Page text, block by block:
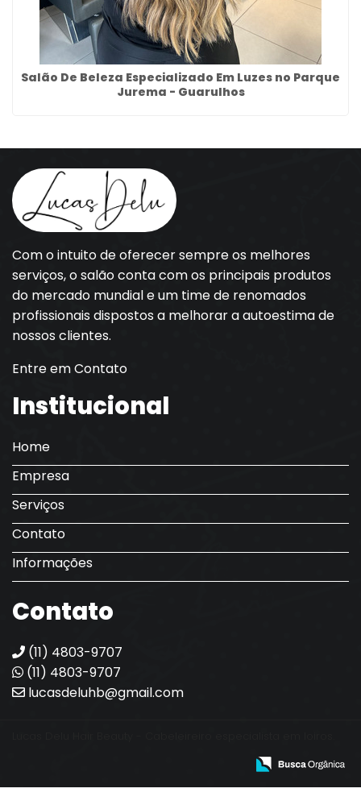
Salão De Beleza Especializado Em Luzes no Parque
Jurema - Guarulhos
Com o intuito de oferecer sempre os melhores
serviços, o salão conta com os principais produtos
do mercado mundial e um time de renomados
profissionais dispostos a melhorar a autoestima de
nossos clientes.
Entre em Contato
Institucional
Home
Empresa
Serviços
Contato
Informações
Contato
(11) 4803-9707
(11) 4803-9707
lucasdeluhb@gmail.com